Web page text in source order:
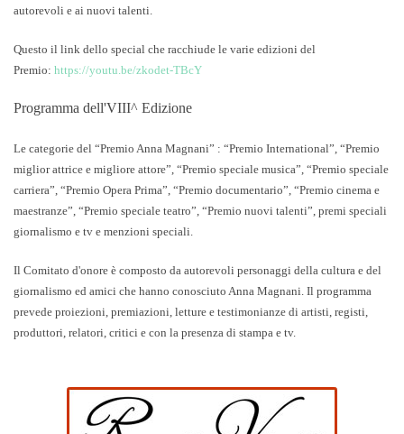
autorevoli e ai nuovi talenti.
Questo il link dello special che racchiude le varie edizioni del
Premio: https://youtu.be/zkodet-TBcY
Programma dell'VIII^ Edizione
Le categorie del “Premio Anna Magnani” : “Premio International”, “Premio
miglior attrice e migliore attore”, “Premio speciale musica”, “Premio speciale
carriera”, “Premio Opera Prima”, “Premio documentario”, “Premio cinema e
maestranze”, “Premio speciale teatro”, “Premio nuovi talenti”, premi speciali
giornalismo e tv e menzioni speciali.
Il Comitato d'onore è composto da autorevoli personaggi della cultura e del
giornalismo ed amici che hanno conosciuto Anna Magnani . Il programma
prevede proiezioni, premiazioni, letture e testimonianze di artisti, registi,
produttori, relatori, critici e con la presenza di stampa e tv.